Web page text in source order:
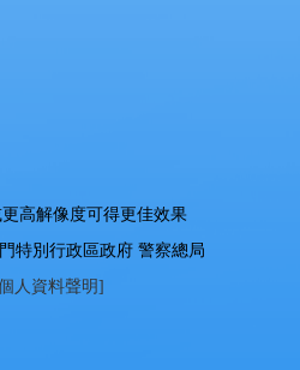
高解像度可得更佳效果
特別行政區政府 警察總局
人資料聲明]